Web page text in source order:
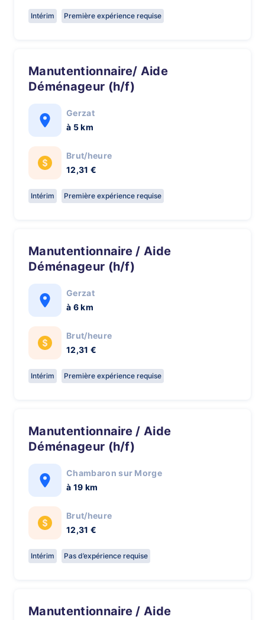
Intérim Première expérience requise
Manutentionnaire/ Aide
Déménageur (h/f)
Gerzat
à 5 km
Brut/heure
12,31 €
Intérim Première expérience requise
Manutentionnaire / Aide
Déménageur (h/f)
Gerzat
à 6 km
Brut/heure
12,31 €
Intérim Première expérience requise
Manutentionnaire / Aide
Déménageur (h/f)
Chambaron sur Morge
à 19 km
Brut/heure
12,31 €
Intérim Pas d’expérience requise
Manutentionnaire / Aide